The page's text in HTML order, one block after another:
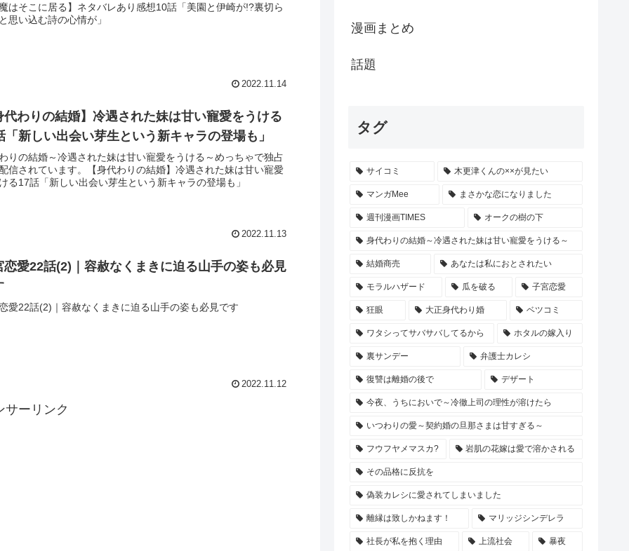
はそこに居る】ネタバレあり感想10話「美園と伊崎が!?裏切ら
思い込む詩の心情が」
2022.11.14
代わりの結婚】冷遇された妹は甘い寵愛をうける
「新しい出会い芽生という新キャラの登場も」
りの結婚～冷遇された妹は甘い寵愛をうける～めっちゃで独占
信されています。【身代わりの結婚】冷遇された妹は甘い寵愛
る17話「新しい出会い芽生という新キャラの登場も」
2022.11.13
恋愛22話(2)｜容赦なくまきに迫る山手の姿も必見
愛22話(2)｜容赦なくまきに迫る山手の姿も必見です
2022.11.12
サーリンク
漫画まとめ
話題
タグ
サイコミ 木更津くんの××が見たい
マンガMee まさかな恋になりました
週刊漫画TIMES オークの樹の下
身代わりの結婚～冷遇された妹は甘い寵愛をうける～
結婚商売 あなたは私におとされたい
モラルハザード 瓜を破る 子宮恋愛
狂眼 大正身代わり婚 ベツコミ
ワタシってサバサバしてるから ホタルの嫁入り
裏サンデー 弁護士カレシ
復讐は離婚の後で デザート
今夜、うちにおいで～冷徹上司の理性が溶けたら
いつわりの愛～契約婚の旦那さまは甘すぎる～
フウフヤメマスカ? 岩肌の花嫁は愛で溶かされる
その品格に反抗を
偽装カレシに愛されてしまいました
離縁は致しかねます！ マリッジシンデレラ
社長が私を抱く理由 上流社会 暴夜